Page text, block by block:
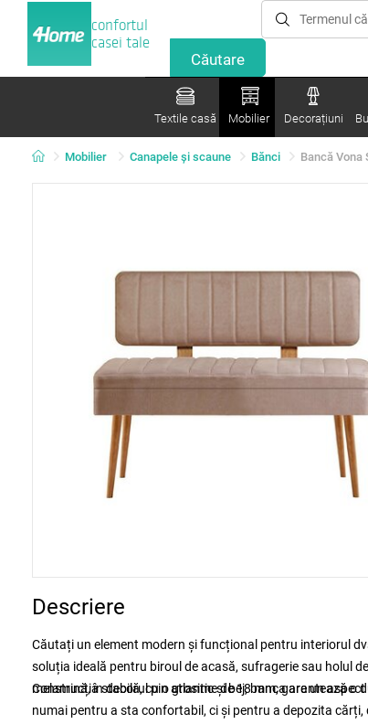
confortul
casei tale
Textile casă Mobilier Decorațiuni
Mobilier Canapele și scaune Bănci Bancă Vona
Descriere
Căutați un element modern și funcțional pentru interiorul
soluția ideală pentru biroul de acasă, sufragerie sau holul
melamină, în decorul pin atlantic și bej, banca are un
Construcția stabilă, cu o grosime de 18 mm, garantează
numai pentru a sta confortabil, ci și pentru a depozita